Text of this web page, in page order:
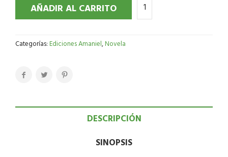
AÑADIR AL CARRITO
Categorías:Ediciones Amaniel,Novela
DESCRIPCIÓN
SINOPSIS